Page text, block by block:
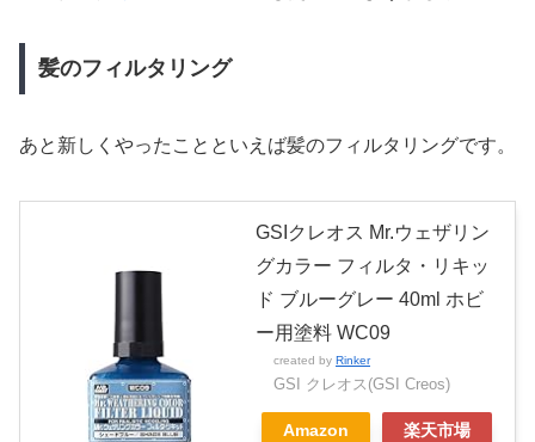
髪のフィルタリング
あと新しくやったことといえば髪のフィルタリングです。
GSIクレオス Mr.ウェザリン
グカラー フィルタ・リキッ
ド ブルーグレー 40ml ホビ
ー用塗料 WC09
created by Rinker
GSI クレオス(GSI Creos)
Amazon 楽天市場